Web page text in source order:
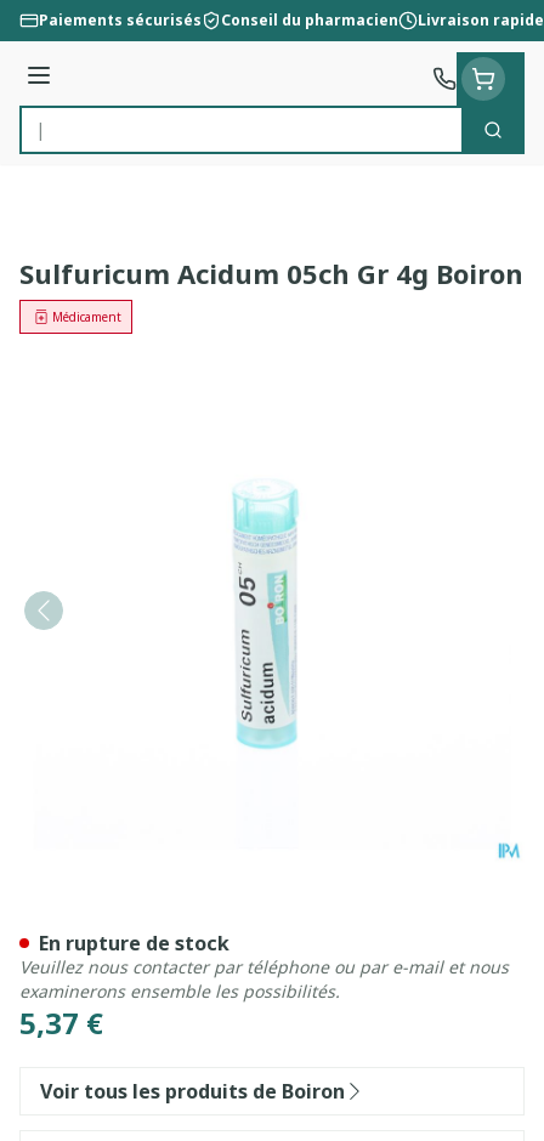
Aller au contenu
Paiements sécurisés Conseil du pharmacien Livraison rapide
Menu
Rechercher
Sulfuricum Acidum 05ch Gr 4g Boiron
Médicament
5,37 €
En rupture de stock
Veuillez nous contacter par téléphone ou par e-mail et nous
examinerons ensemble les possibilités.
Voir tous les produits de Boiron